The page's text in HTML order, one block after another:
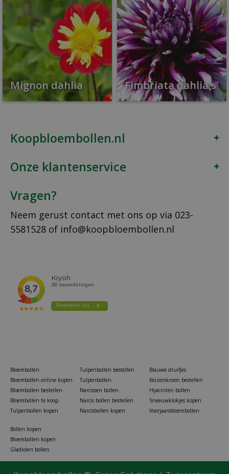
Mignon dahlia Fimbriata dahlia's
Koopbloembollen.nl
Onze klantenservice
Vragen?
Neem gerust contact met ons op via 023-
5581528 of info@koopbloembollen.nl
Bloembollen
Bloembollen online kopen
Bloembollen bestellen
Bloembollen te koop
Tulpenbollen kopen
Tulpenbollen bestellen
Tulpenbollen
Narcissen bollen
Narcis bollen bestellen
Narcisbollen kopen
Blauwe druifjes
Keizerskroon bestellen
Hyacinten bollen
Sneeuwklokjes kopen
Voorjaarsbloembollen
Bollen kopen
Bloembollen kopen
Gladiolen bollen